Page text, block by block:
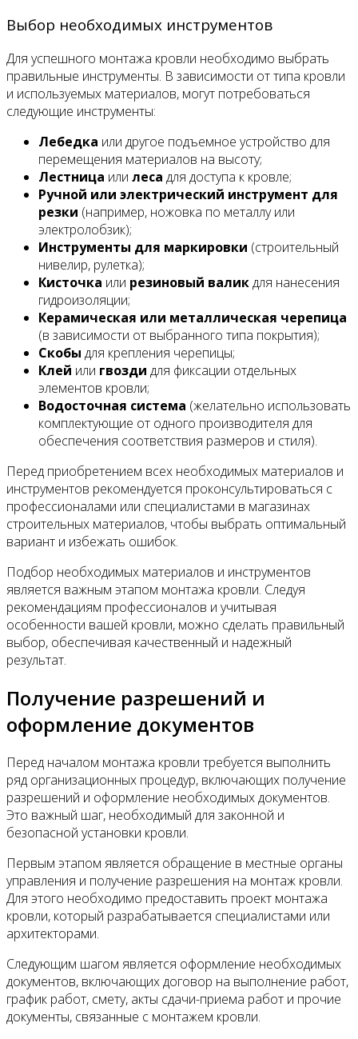
Выбор необходимых инструментов
Для успешного монтажа кровли необходимо выбрать
правильные инструменты. В зависимости от типа кровли
и используемых материалов, могут потребоваться
следующие инструменты:
Лебедка или другое подъемное устройство для
перемещения материалов на высоту;
Лестница или леса для доступа к кровле;
Ручной или электрический инструмент для
резки (например, ножовка по металлу или
электролобзик);
Инструменты для маркировки (строительный
нивелир, рулетка);
Кисточка или резиновый валикдля нанесения
гидроизоляции;
Керамическая или металлическая черепица
(в зависимости от выбранного типа покрытия);
Скобы для крепления черепицы;
Клей или гвозди для фиксации отдельных
элементов кровли;
Водосточная система (желательно использовать
комплектующие от одного производителя для
обеспечения соответствия размеров и стиля).
Перед приобретением всех необходимых материалов и
инструментов рекомендуется проконсультироваться с
профессионалами или специалистами в магазинах
строительных материалов, чтобы выбрать оптимальный
вариант и избежать ошибок.
Подбор необходимых материалов и инструментов
является важным этапом монтажа кровли. Следуя
рекомендациям профессионалов и учитывая
особенности вашей кровли, можно сделать правильный
выбор, обеспечивая качественный и надежный
результат.
Получение разрешений и
оформление документов
Перед началом монтажа кровли требуется выполнить
ряд организационных процедур, включающих получение
разрешений и оформление необходимых документов.
Это важный шаг, необходимый для законной и
безопасной установки кровли.
Первым этапом является обращение в местные органы
управления и получение разрешения на монтаж кровли.
Для этого необходимо предоставить проект монтажа
кровли, который разрабатывается специалистами или
архитекторами.
Следующим шагом является оформление необходимых
документов, включающих договор на выполнение работ,
график работ, смету, акты сдачи-приема работ и прочие
документы, связанные с монтажем кровли.